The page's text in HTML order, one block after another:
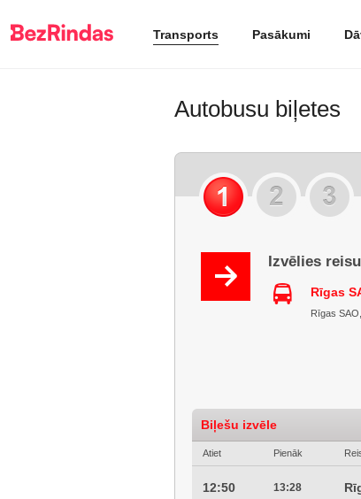
Transports Pasākumi
Autobusu biļetes
Izvēlies reisu
Rīgas
Rīgas
Biļešu izvēle
Atiet Pienāk
12:50 13:28